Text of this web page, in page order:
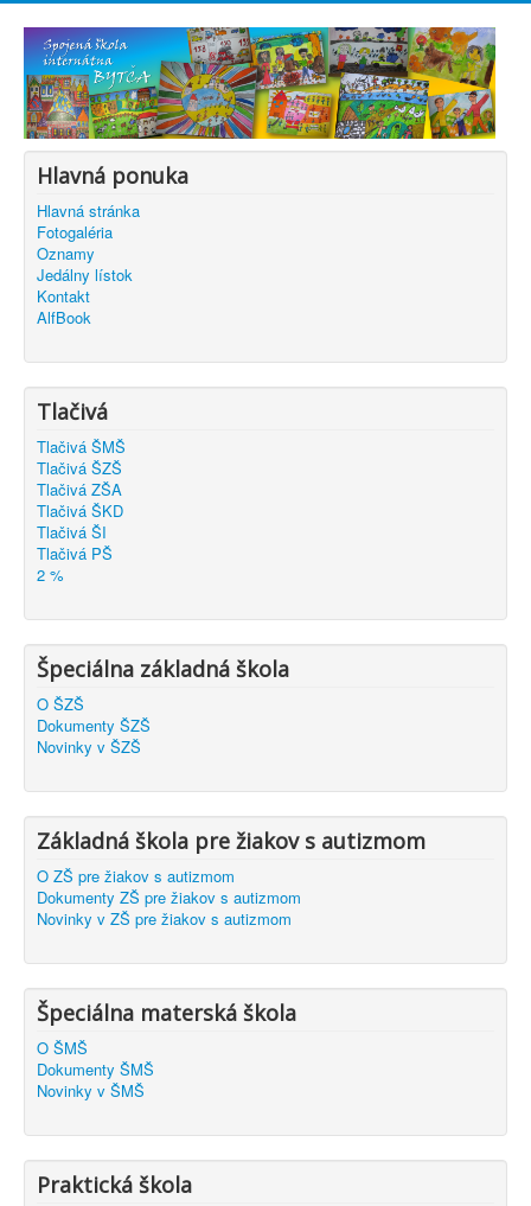
Hlavná ponuka
Hlavná stránka
Fotogaléria
Oznamy
Jedálny lístok
Kontakt
AlfBook
Tlačivá
Tlačivá ŠMŠ
Tlačivá ŠZŠ
Tlačivá ZŠA
Tlačivá ŠKD
Tlačivá ŠI
Tlačivá PŠ
2 %
Špeciálna základná škola
O ŠZŠ
Dokumenty ŠZŠ
Novinky v ŠZŠ
Základná škola pre žiakov s autizmom
O ZŠ pre žiakov s autizmom
Dokumenty ZŠ pre žiakov s autizmom
Novinky v ZŠ pre žiakov s autizmom
Špeciálna materská škola
O ŠMŠ
Dokumenty ŠMŠ
Novinky v ŠMŠ
Praktická škola